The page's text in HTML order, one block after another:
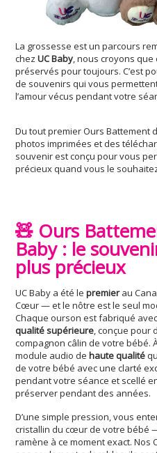
La grossesse est un parcours
chezUC Baby, nous croyons que
préservés pour toujours. C’est
de souvenirs qui vous
l’amour vécus pendant votre
Du tout premier Ours Battement
photos imprimées et des
souvenir est conçu pour vous
précieux quand vous le
🧸 Ours
Baby : le
plus précieux
UC Baby a été lepremierau
Cœur — et le nôtre est le seul
Chaque ourson est fabriqué
qualité supérieure, conçue pour
compagnon câlin de votre bébé.
module audio dehaute qualité
de votre bébé avec une clarté
pendant votre séance et scellé
préserver pendant des années.
D’une simple pression, vous
cristallin du cœur de votre bébé
ramène à ce moment exact.